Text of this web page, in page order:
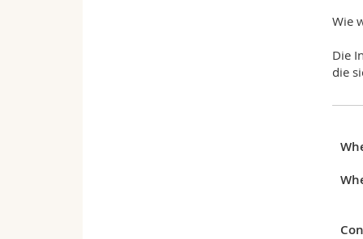
Wie
Die
die